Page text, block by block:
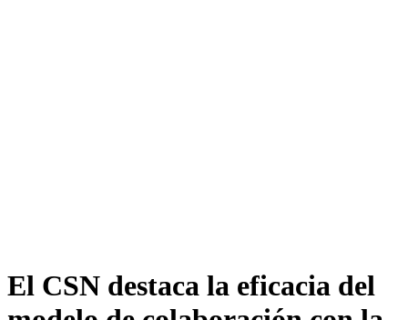
El CSN destaca la eficacia del